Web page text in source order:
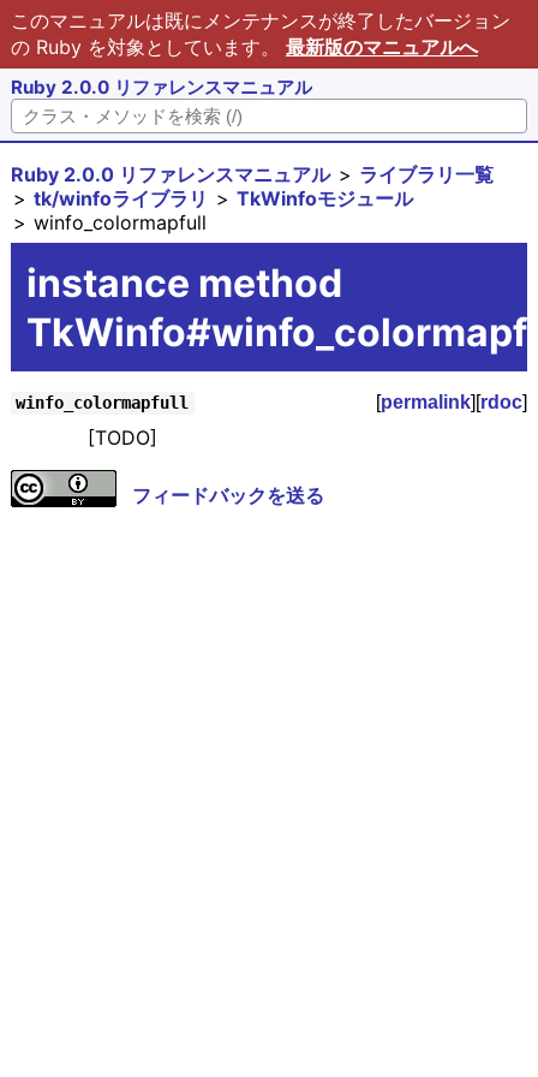
このマニュアルは既にメンテナンスが終了したバージョン
の Ruby を対象としています。 最新版のマニュアルへ
Ruby 2.0.0 リファレンスマニュアル
Ruby 2.0.0 リファレンスマニュアル
ライブラリ一覧
tk/winfoライブラリ
TkWinfoモジュール
winfo_colormapfull
instance method
winfo_colormapfull [permalink][rdoc]
[TODO]
フィードバックを送る